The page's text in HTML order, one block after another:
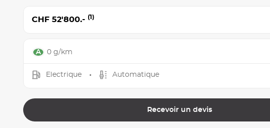
CHF 52'800.- (1)
0 g/km
Electrique Automatique
Recevoir un devis